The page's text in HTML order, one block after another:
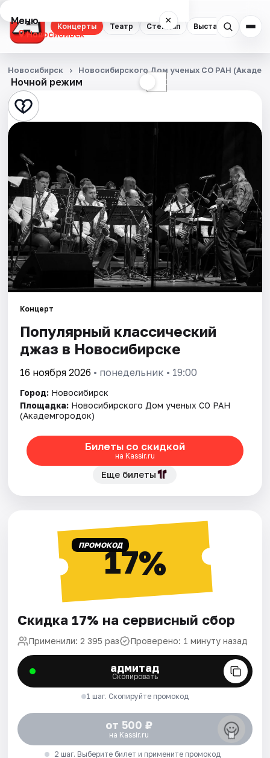
Концерты Театр Стендап Выставки
Меню ×
Новосибирск
Концерты
Театр
Стендап
Квесты
Экскурсии
Спорт
События
Площадки
Артисты
Ночной режим ☾
Новосибирск Новосибирского Дом ученых СО РАН
Концерт
Популярный классический
джаз в Новосибирске
16 ноября 2026 • понедельник • 19:00
Город: Новосибирск
Площадка: Новосибирского Дом ученых СО РАН
(Академгородок)
Билеты со скидкой
на Kassir.ru
Еще билеты
ПРОМОКОД17%
Скидка 17% на сервисный сбор
Применили: 2 395 раз Проверено: 1 минуту назад
адмитад
Скопировать
1 шаг. Скопируйте промокод
от 500 ₽
на Kassir.ru
2 шаг. Выберите билет и примените промокод